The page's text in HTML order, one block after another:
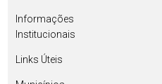
Informações
Institucionais
Links Úteis